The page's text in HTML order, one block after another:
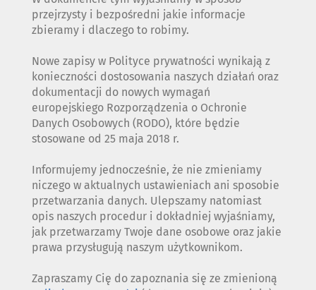
przejrzysty i bezpośredni jakie informacje
zbieramy i dlaczego to robimy.
Nowe zapisy w Polityce prywatności wynikają z
konieczności dostosowania naszych działań oraz
dokumentacji do nowych wymagań
europejskiego Rozporządzenia o Ochronie
Danych Osobowych (RODO), które będzie
stosowane od 25 maja 2018 r.
Informujemy jednocześnie, że nie zmieniamy
niczego w aktualnych ustawieniach ani sposobie
przetwarzania danych. Ulepszamy natomiast
opis naszych procedur i dokładniej wyjaśniamy,
jak przetwarzamy Twoje dane osobowe oraz jakie
prawa przysługują naszym użytkownikom.
Zapraszamy Cię do zapoznania się ze zmienioną